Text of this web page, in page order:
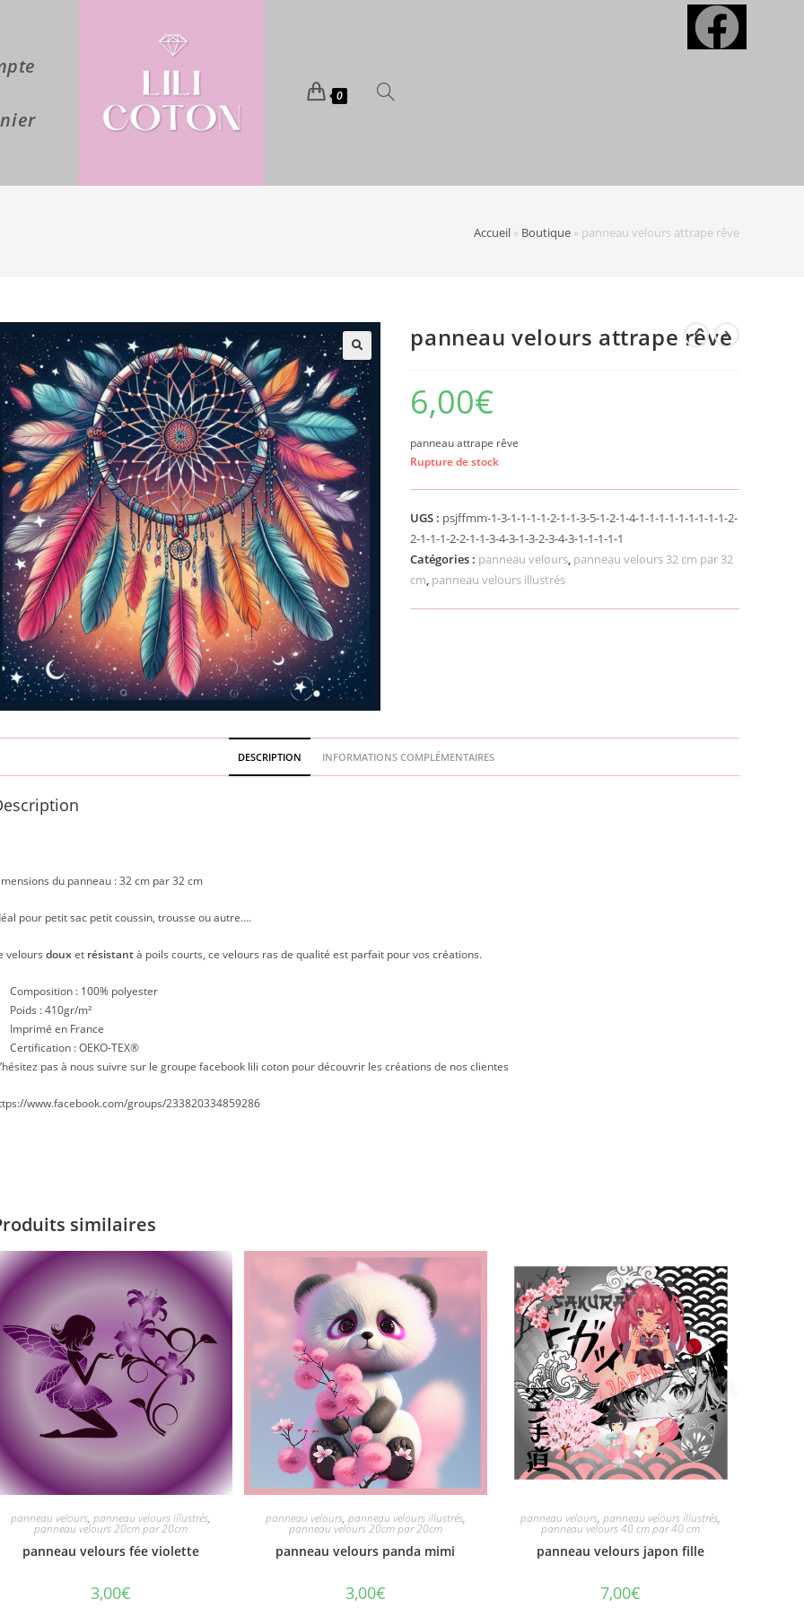
0
Accueil » Boutique » panneau velours attrape rêve
🔍
panneau velours attrape rêve
6,00€
panneau attrape rêve
Rupture de stock
UGS : psjffmm-1-3-1-1-1-1-2-1-1-3-5-1-2-1-4-1-1-1-1-1-1-1-1-1-2-
2-1-1-1-2-2-1-1-3-4-3-1-3-2-3-4-3-1-1-1-1-1
Catégories : panneau velours, panneau velours 32 cm par 32
cm, panneau velours illustrés
DESCRIPTION INFORMATIONS COMPLÉMENTAIRES
du panneau : 32 cm par 32 cm
pour petit sac petit coussin, trousse ou autre….
velours douxet résistantà poils courts, ce velours ras de qualité est parfait pour vos créations.
Composition : 100% polyester
Poids : 410gr/m²
Imprimé en France
Certification : OEKO-TEX®
pas à nous suivre sur le groupe facebook lili coton pour découvrir les créations de nos clientes
www.facebook.com/groups/233820334859286
similaires
panneau velours, panneau velours illustrés,
panneau velours 20cm par 20cm
panneau velours fée violette
3,00€
panneau velours, panneau velours illustrés,
panneau velours 20cm par 20cm
panneau velours panda mimi
3,00€
panneau velours,panneau velours illustrés,
panneau velours 40 cm par 40 cm
panneau velours japon fille
7,00€